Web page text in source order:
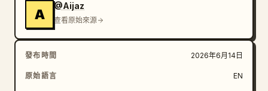
A
@Aijaz
查看原始來源
發布時間 2026年6月14日
原始語言 EN